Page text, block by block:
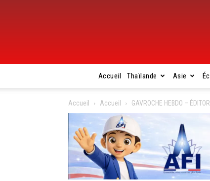
Accueil Thaïlande Asie
Accueil Accueil GAVROCHE HEBDO –